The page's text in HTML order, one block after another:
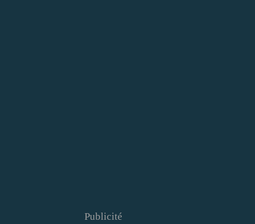
Publicité